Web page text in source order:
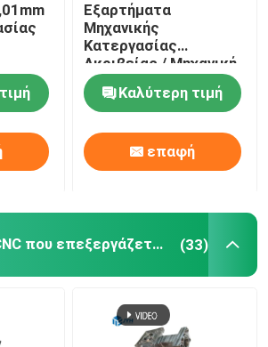
Εξαρτήματα
Μηχανικής
Κατεργασίας
Ακριβείας / Μηχανική
Κατεργασία CNC
Καλύτερη τιμή
επαφή
Ανοξείδωτο CNC που επεξεργάζεται τις υπηρεσίες στη μηχανή (33)